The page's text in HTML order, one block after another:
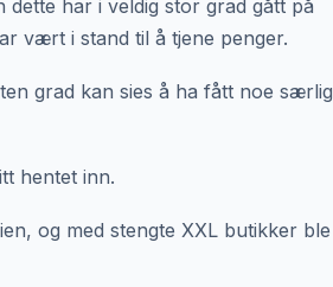
har i veldig stor grad gått på
vært i stand til å tjene penger.
grad kan sies å ha fått noe særlig
hentet inn.
og med stengte XXL butikker ble